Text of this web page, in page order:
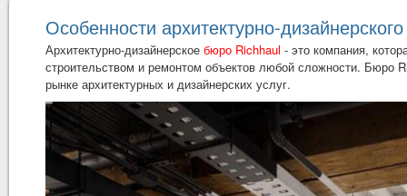
Особенности архитектурно-
Архитектурно-дизайнерское бюро Richhaul - это компания,
строительством и ремонтом объектов любой сложности. Бюро
рынке архитектурных и дизайнерских услуг.